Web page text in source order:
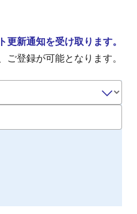
ソフトウェア
パイラ CC-RX V.1.02
更新通知を受け取ります。
ご登録が可能となります。